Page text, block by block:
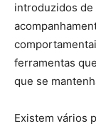
introduzidos de
ferramentas
que se
Existem vários